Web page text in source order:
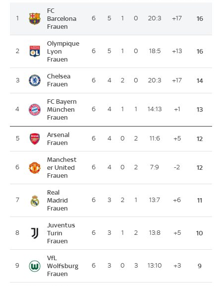
1
FC
Barcelona
Frauen
6 5 1 0 20:3 +17 16
2
Olympique
Lyon
Frauen
6 5 1 0 18:5 +13 16
3
Chelsea
Frauen
6 4 2 0 20:3 +17 14
4
FC Bayern
München
Frauen
6 4 1 1 14:13 +1 13
5
Arsenal
Frauen
6 4 0 2 11:6 +5 12
6
Manchest
er United
Frauen
6 4 0 2 7:9 -2 12
7
Real
Madrid
Frauen
6 3 2 1 13:7 +6 11
8
Juventus
Turin
Frauen
6 3 1 2 13:8 +5 10
9
VfL
Wolfsburg
Frauen
6 3 0 3 13:10 +3 9